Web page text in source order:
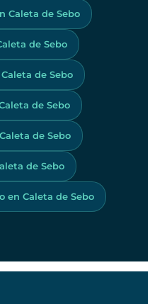
Caleta de Sebo
de Sebo
de Sebo
de Sebo
de Sebo
de Sebo
en Caleta de Sebo